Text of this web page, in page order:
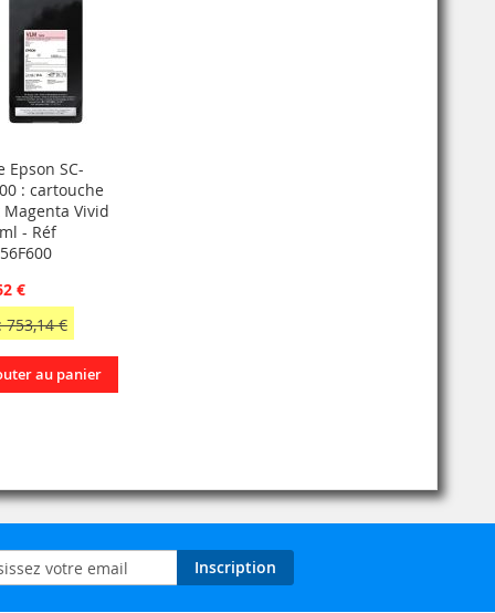
Epson SC-
: cartouche
Magenta Vivid
- Réf
€
753,14 €
au panier
Inscription